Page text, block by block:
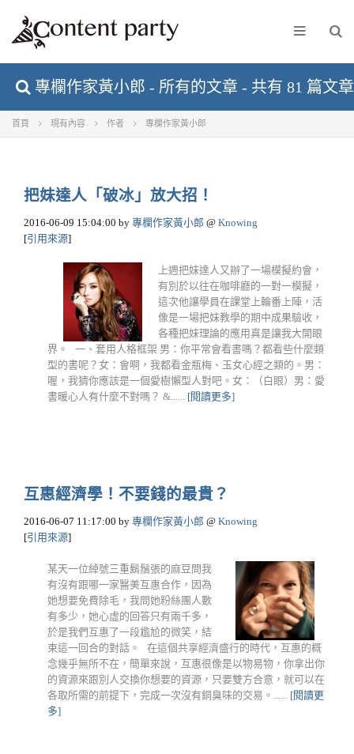
專欄作家黃小郎 - 所有的文章 - 共有 81 篇文章
首頁 現有內容 作者 專欄作家黃小郎
把妹達人「破冰」放大招！
2016-06-09 15:04:00 by 專欄作家黃小郎 @ Knowing
[引用來源]
上週把妹達人又辦了一場模擬約會，
有別於以往在咖啡廳的一對一模擬，
這次他讓學員在課堂上輪番上陣，活
像是一場把妹教學的期中成果驗收，
各種把妹理論的應用真是讓我大開眼
界。 一、套用人格框架 男：你平常會看書嗎？都看些什麼類
型的書呢？女：會啊，我都看金瓶梅、玉女心經之類的。男：
喔，我猜你應該是一個愛樹懶型人對吧。女：（白眼）男：愛
書暖心人有什麼不對嗎？ &...... [閱讀更多]
互惠經濟學！不要錢的最貴？
2016-06-07 11:17:00 by 專欄作家黃小郎 @ Knowing
[引用來源]
某天一位綽號三重鬍鬚張的麻豆問我
有沒有跟哪一家醫美互惠合作，因為
她想要免費除毛，我問她粉絲團人數
有多少，她心虛的回答只有兩千多，
於是我們互惠了一段尷尬的微笑，結
束這一回合的對話。 在這個共享經濟盛行的時代，互惠的概
念幾乎無所不在，簡單來說，互惠很像是以物易物，你拿出你
的資源來跟別人交換你想要的資源，只要雙方合意，就可以在
各取所需的前提下，完成一次沒有銅臭味的交易。...... [閱讀更
多]